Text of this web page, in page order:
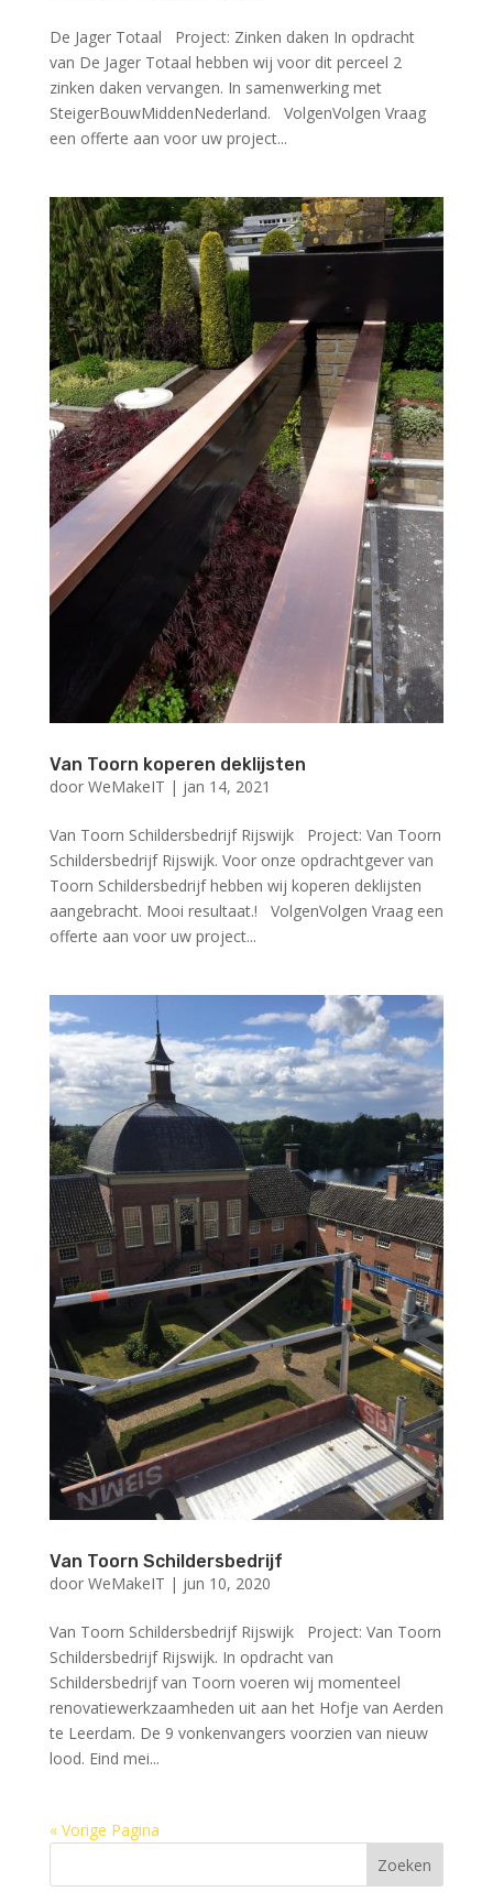
De Jager Totaal Project: Zinken daken In opdracht
van De Jager Totaal hebben wij voor dit perceel 2
zinken daken vervangen. In samenwerking met
SteigerBouwMiddenNederland. VolgenVolgen Vraag
een offerte aan voor uw project...
Van Toorn koperen deklijsten
door WeMakeIT | jan 14, 2021
Van Toorn Schildersbedrijf Rijswijk Project: Van Toorn
Schildersbedrijf Rijswijk. Voor onze opdrachtgever van
Toorn Schildersbedrijf hebben wij koperen deklijsten
aangebracht. Mooi resultaat.! VolgenVolgen Vraag een
offerte aan voor uw project...
Van Toorn Schildersbedrijf
door WeMakeIT | jun 10, 2020
Van Toorn Schildersbedrijf Rijswijk Project: Van Toorn
Schildersbedrijf Rijswijk. In opdracht van
Schildersbedrijf van Toorn voeren wij momenteel
renovatiewerkzaamheden uit aan het Hofje van Aerden
te Leerdam. De 9 vonkenvangers voorzien van nieuw
lood. Eind mei...
« Vorige Pagina